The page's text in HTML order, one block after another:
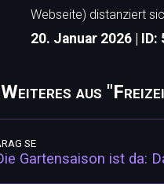
Webseite) distanziert
20. Januar 2026 | ID:
Weiteres aus
SE
Gartensaison ist da: